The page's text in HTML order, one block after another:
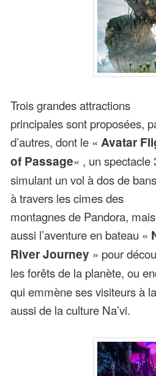
Trois grandes attractions
principales sont proposées,
d’autres, dont le « Avatar
of Passage« , un spectacle
simulant un vol à dos de
à travers les cimes des
montagnes de Pandora, mais
aussi l’aventure en bateau «
River Journey » pour
les forêts de la planète, ou
qui emmène ses visiteurs à
aussi de la culture Na’vi.